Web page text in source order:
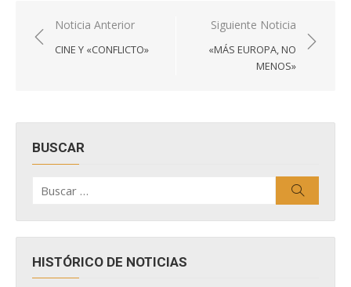
Navegación
de
Noticia Anterior
CINE Y «CONFLICTO»
Siguiente Noticia
«MÁS EUROPA, NO
MENOS»
BUSCAR
por:
HISTÓRICO DE NOTICIAS